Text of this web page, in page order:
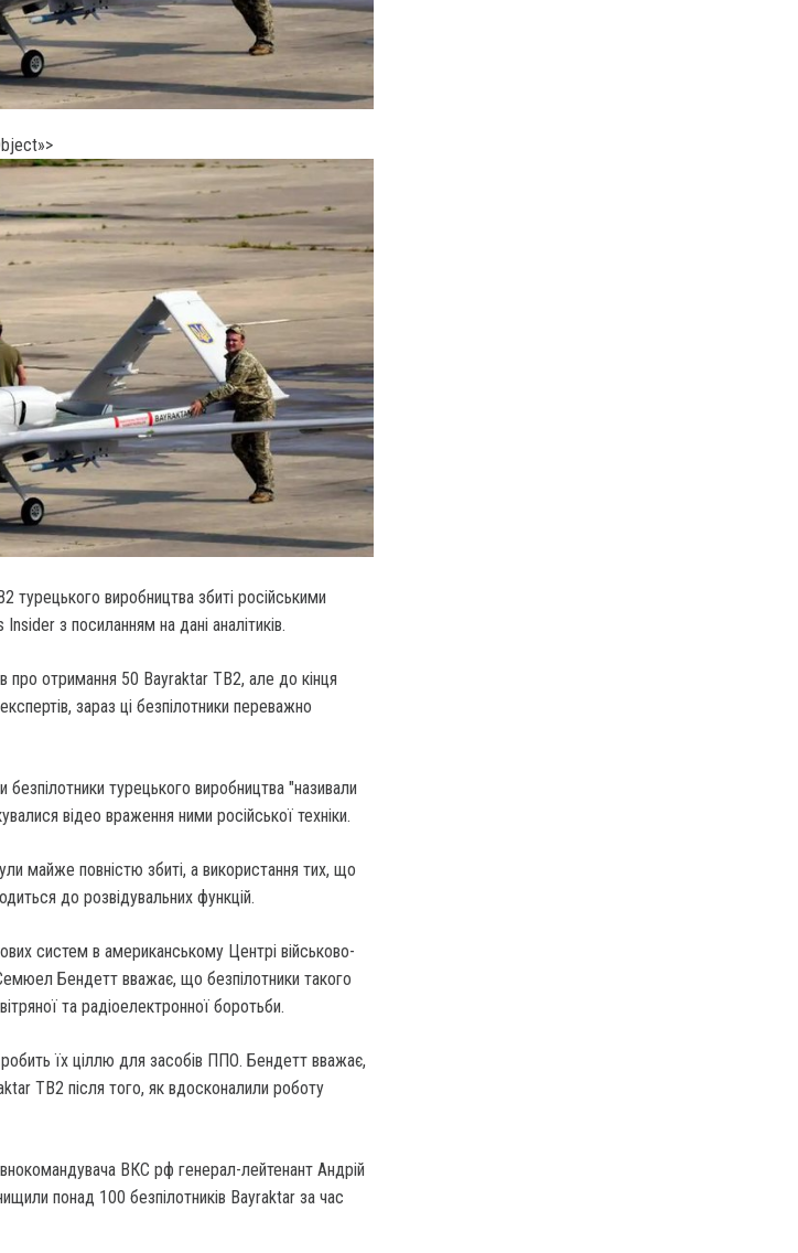
турецького виробництва збиті російськими
з посиланням на дані аналітиків.
про отримання 50 Bayraktar TB2, але до кінця
зараз ці безпілотники переважно
безпілотники турецького виробництва "називали
відео враження ними російської техніки.
майже повністю збиті, а використання тих, що
до розвідувальних функцій.
систем в американському Центрі військово-
Бендетт вважає, що безпілотники такого
та радіоелектронної боротьби.
їх ціллю для засобів ППО. Бендетт вважає,
TB2 після того, як вдосконалили роботу
ВКС рф генерал-лейтенант Андрій
понад 100 безпілотників Bayraktar за час